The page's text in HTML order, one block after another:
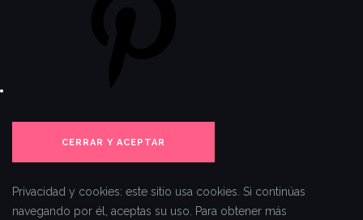
Privacidad y cookies: este sitio usa cookies. Si continúas
navegando por él, aceptas su uso. Para obtener más